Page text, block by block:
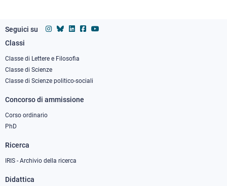
Seguici su
Footer
column
1
Classi
Classe di Lettere e Filosofia
Classe di Scienze
Classe di Scienze politico-sociali
Concorso di ammissione
Corso ordinario
PhD
Ricerca
IRIS - Archivio della ricerca
Didattica